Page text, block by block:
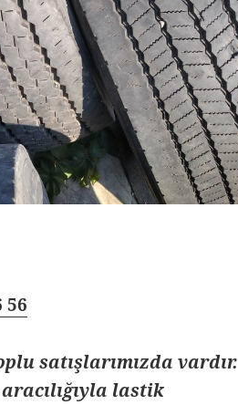
56
satışlarımızda vardır.
lastik